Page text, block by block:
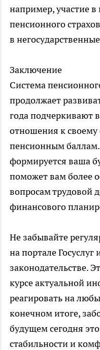
например, участие
пенсионного
в
Заключение
Система
продолжает
года подчеркивают
отношения к своему
пенсионным
формируется ваша
поможет вам более
вопросам трудовой
финансового
Не забывайте
на портале
законодательстве.
курсе актуальной
реагировать на
конечном итоге,
будущем сегодня
стабильности и